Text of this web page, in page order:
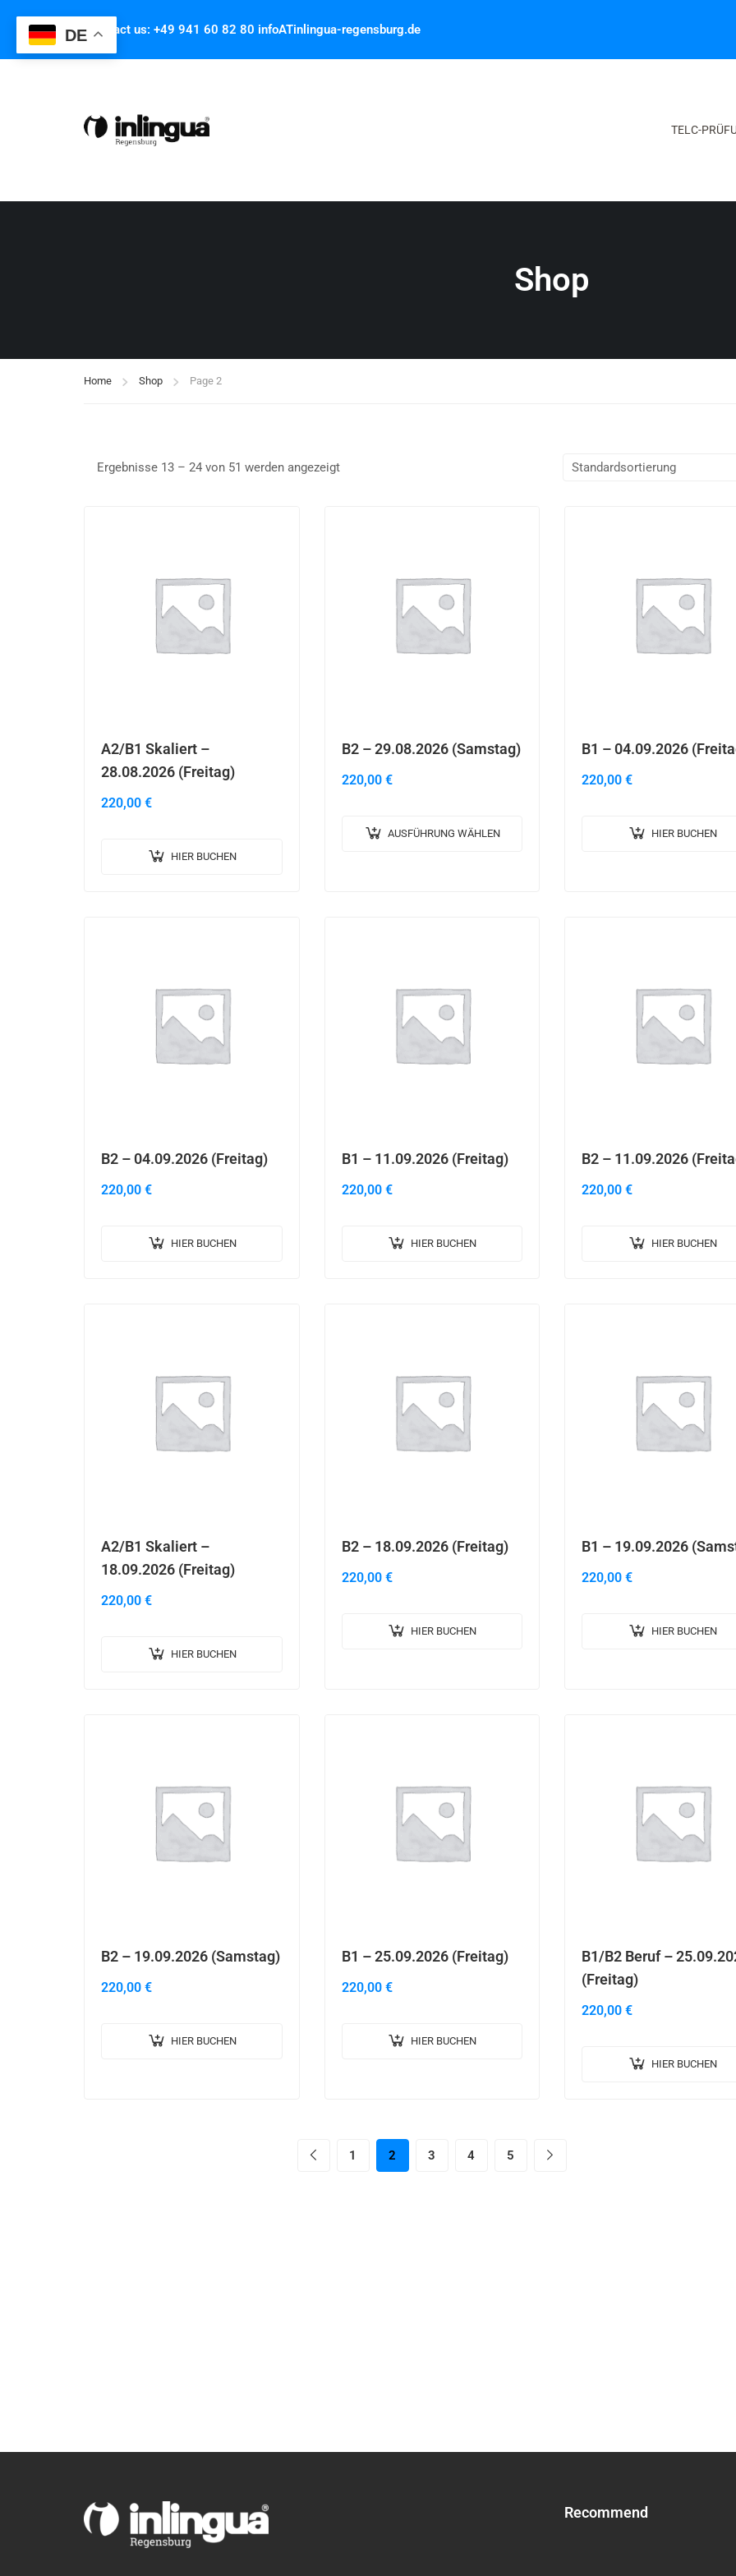
Contact us: +49 941 60 82 80 infoATinlingua-regensburg.de
TELC-
Shop
Home Shop Page 2
Ergebnisse 13 – 24 von 51 werden angezeigt
A2/B1 Skaliert –
28.08.2026 (Freitag)
220,00 €
HIER BUCHEN
B2 – 29.08.2026 (Samstag)
220,00 €
AUSFÜHRUNG WÄHLEN
B1 – 04.09.2026
220,00 €
HIER BUCHEN
B2 – 04.09.2026 (Freitag)
220,00 €
HIER BUCHEN
B1 – 11.09.2026 (Freitag)
220,00 €
HIER BUCHEN
B2 – 11.09.2026
220,00 €
HIER BUCHEN
A2/B1 Skaliert –
18.09.2026 (Freitag)
220,00 €
HIER BUCHEN
B2 – 18.09.2026 (Freitag)
220,00 €
HIER BUCHEN
B1 – 19.09.2026
220,00 €
HIER BUCHEN
B2 – 19.09.2026 (Samstag)
220,00 €
HIER BUCHEN
B1 – 25.09.2026 (Freitag)
220,00 €
HIER BUCHEN
B1/B2 Beruf –
(Freitag)
220,00 €
HIER BUCHEN
1 2 3 4 5
Recommend
DE